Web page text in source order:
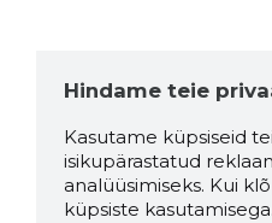
Hindame teie
Kasutame küpsiseid
isikupärastatud
analüüsimiseks. Kui
küpsiste kasutamisega.